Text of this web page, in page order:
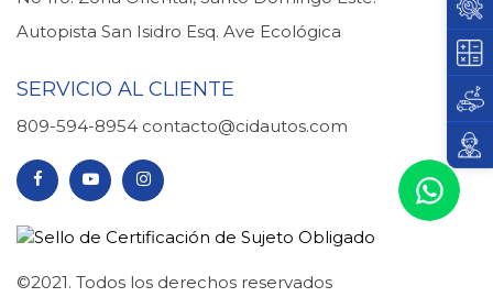
Autopista San Isidro Esq. Ave Ecológica
SERVICIO AL CLIENTE
809-594-8954 contacto@cidautos.com
©2021. Todos los derechos reservados